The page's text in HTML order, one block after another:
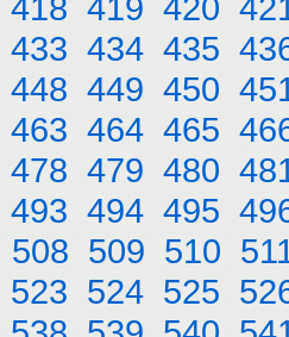
418 419 420
433 434 435
448 449 450
463 464 465
478 479 480
493 494 495
508 509 510
523 524 525